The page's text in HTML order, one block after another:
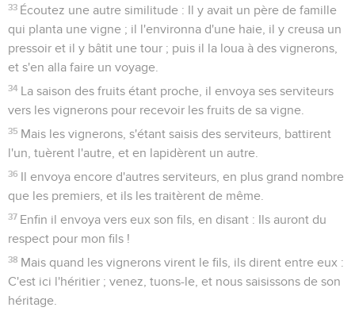
33 Écoutez une autre similitude : Il y avait un père de famille
qui planta une vigne ; il l'environna d'une haie, il y creusa un
pressoir et il y bâtit une tour ; puis il la loua à des vignerons,
et s'en alla faire un voyage.
34 La saison des fruits étant proche, il envoya ses serviteurs
vers les vignerons pour recevoir les fruits de sa vigne.
35 Mais les vignerons, s'étant saisis des serviteurs, battirent
l'un, tuèrent l'autre, et en lapidèrent un autre.
36 Il envoya encore d'autres serviteurs, en plus grand nombre
que les premiers, et ils les traitèrent de même.
37 Enfin il envoya vers eux son fils, en disant : Ils auront du
respect pour mon fils !
38 Mais quand les vignerons virent le fils, ils dirent entre eux :
C'est ici l'héritier ; venez, tuons-le, et nous saisissons de son
héritage.